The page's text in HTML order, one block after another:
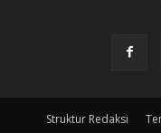
Struktur Redaksi